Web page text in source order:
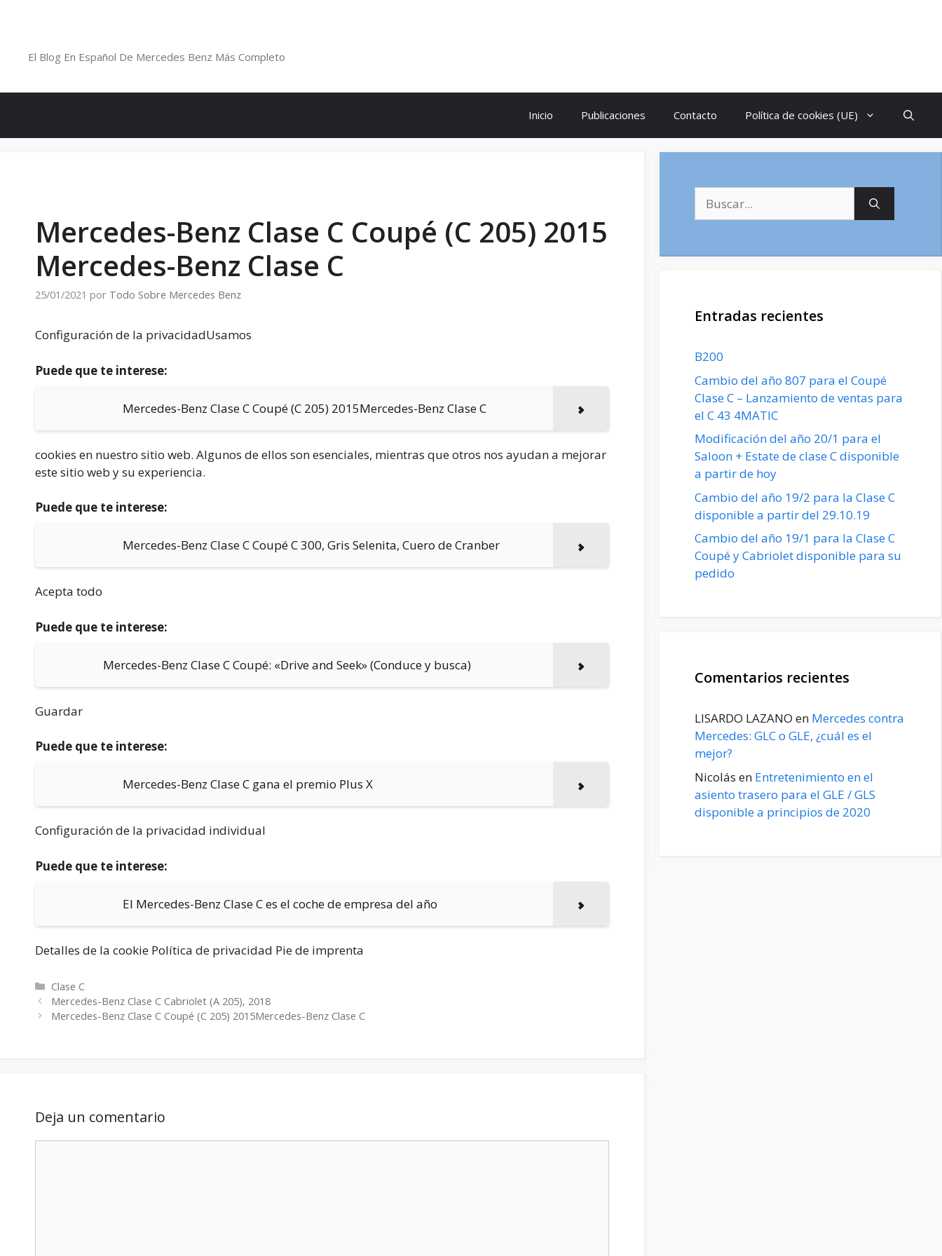
El Blog En Español De Mercedes Benz Más Completo
Inicio Publicaciones Contacto Política de cookies (UE)
Mercedes-Benz Clase C Coupé (C 205) 2015
Mercedes-Benz Clase C
25/01/2021 por Todo Sobre Mercedes Benz
Configuración de la privacidadUsamos
Puede que te interese:
Mercedes-Benz Clase C Coupé (C 205) 2015Mercedes-Benz Clase C
cookies en nuestro sitio web. Algunos de ellos son esenciales, mientras que otros nos ayudan a mejorar
este sitio web y su experiencia.
Puede que te interese:
Mercedes-Benz Clase C Coupé C 300, Gris Selenita, Cuero de Cranber
Acepta todo
Puede que te interese:
Mercedes-Benz Clase C Coupé: «Drive and Seek» (Conduce y busca)
Guardar
Puede que te interese:
Mercedes-Benz Clase C gana el premio Plus X
Configuración de la privacidad individual
Puede que te interese:
El Mercedes-Benz Clase C es el coche de empresa del año
Detalles de la cookie Política de privacidad Pie de imprenta
Categorías
Clase C
Mercedes-Benz Clase C Cabriolet (A 205), 2018
Mercedes-Benz Clase C Coupé (C 205) 2015Mercedes-Benz Clase C
Deja un comentario
Entradas recientes
B200
Cambio del año 807 para el Coupé
Clase C – Lanzamiento de ventas para
el C 43 4MATIC
Modificación del año 20/1 para el
Saloon + Estate de clase C disponible
a partir de hoy
Cambio del año 19/2 para la Clase C
disponible a partir del 29.10.19
Cambio del año 19/1 para la Clase C
Coupé y Cabriolet disponible para su
pedido
Comentarios recientes
LISARDO LAZANO en Mercedes contra
Mercedes: GLC o GLE, ¿cuál es el
mejor?
Nicolás en Entretenimiento en el
asiento trasero para el GLE / GLS
disponible a principios de 2020